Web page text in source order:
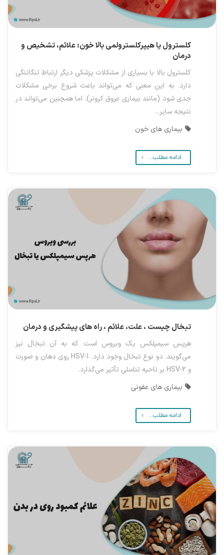
کلسترول یا هیپرکلسترولمی بالا خون: علائم، تشخیص و
درمان
کلسترول بالا با بسیاری از مشکلات پزشکی دیگر ارتباط تنگاتنگی
دارد. به این معنی که می‌تواند باعث شروع برخی مشکلات
جدی شود (مانند بیماری عروق کرونر). اما همچنین می‌تواند در
نتیجه سایر...
بیماری های خون
ادامه مطلب...
تبخال چیست ، علت، علائم ، راه های پیشگیری و درمان
هرپس سیمپلکس یک ویروس است که به آن تبخال نیز
می‌گویند. دو نوع تبخال وجود دارد. HSV-1 روی دهان و صورت
و HSV-2 بر ناحیه تناسلی تأثیر می‌گذارد.
بیماری های عفونی
ادامه مطلب...